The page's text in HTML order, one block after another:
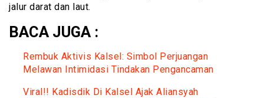
jalur darat dan laut.
BACA JUGA :
Rembuk Aktivis Kalsel: Simbol Perjuangan
Melawan Intimidasi Tindakan Pengancaman
Viral!! Kadisdik Di Kalsel Ajak Aliansyah